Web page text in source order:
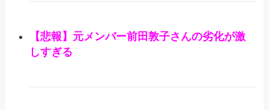
【悲報】元メンバー前田敦子さんの劣化が激
しすぎる